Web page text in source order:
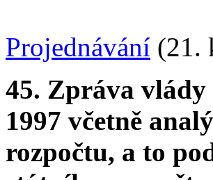
Projednávání (21.
45. Zpráva
1997 včetně
rozpočtu, a to